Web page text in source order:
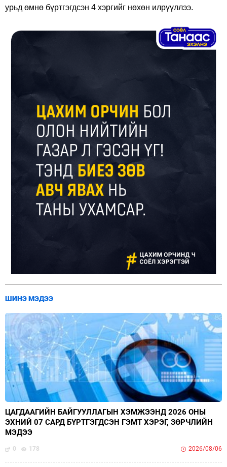
урьд өмнө бүртгэгдсэн 4 хэргийг нөхөн илрүүллээ.
ШИНЭ МЭДЭЭ
ЦАГДААГИЙН БАЙГУУЛЛАГЫН ХЭМЖЭЭНД 2026 ОНЫ
ЭХНИЙ 07 САРД БҮРТГЭГДСЭН ГЭМТ ХЭРЭГ, ЗӨРЧЛИЙН
МЭДЭЭ
0 178 2026/08/06